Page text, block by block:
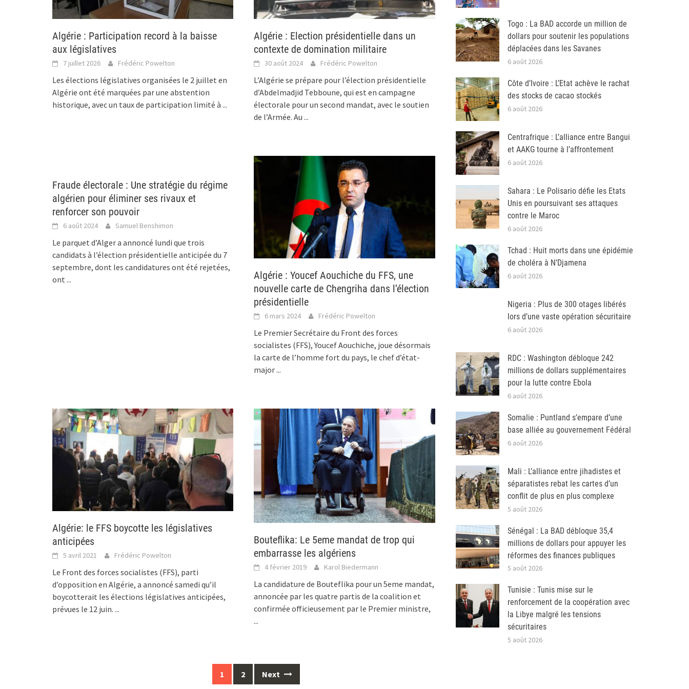
Algérie : Participation record à la baisse
aux législatives
7 juillet 2026 Frédéric Powelton
Les élections législatives organisées le 2 juillet en
Algérie ont été marquées par une abstention
historique, avec un taux de participation limité à ...
Algérie : Election présidentielle dans un
contexte de domination militaire
30 août 2024 Frédéric Powelton
L’Algérie se prépare pour l’élection présidentielle
d’Abdelmadjid Tebboune, qui est en campagne
électorale pour un second mandat, avec le soutien
de l’Armée. Au...
Fraude électorale : Une stratégie du régime
algérien pour éliminer ses rivaux et
renforcer son pouvoir
6 août 2024 Samuel Benshimon
Le parquet d’Alger a annoncé lundi que trois
candidats à l’élection présidentielle anticipée du 7
septembre, dont les candidatures ont été rejetées,
ont ...
Algérie : Youcef Aouchiche du FFS, une
nouvelle carte de Chengriha dans l’élection
présidentielle
6 mars 2024 Frédéric Powelton
Le Premier Secrétaire du Front des forces
socialistes (FFS), Youcef Aouchiche, joue désormais
la carte de l’homme fort du pays, le chef d’état-
major...
Algérie: le FFS boycotte les législatives
anticipées
5 avril 2021 Frédéric Powelton
Le Front des forces socialistes (FFS), parti
d’opposition en Algérie, a annoncé samedi qu’il
boycotterait les élections législatives anticipées,
prévues le 12 juin. ...
Bouteflika: Le 5eme mandat de trop qui
embarrasse les algériens
4 février 2019 Karol Biedermann
La candidature de Bouteflika pour un 5eme mandat,
annoncée par les quatre partis de la coalition et
confirmée officieusement par le Premier ministre,
...
1 2 Next
Togo : La BAD accorde un million de
dollars pour soutenir les populations
déplacées dans les Savanes
6 août 2026
Côte d’Ivoire : L’Etat achève le rachat
des stocks de cacao stockés
6 août 2026
Centrafrique : L’alliance entre Bangui
et AAKG tourne à l’affrontement
6 août 2026
Sahara : Le Polisario défie les Etats
Unis en poursuivant ses attaques
contre le Maroc
6 août 2026
Tchad : Huit morts dans une épidémie
de choléra à N’Djamena
6 août 2026
Nigeria : Plus de 300 otages libérés
lors d’une vaste opération sécuritaire
6 août 2026
RDC : Washington débloque 242
millions de dollars supplémentaires
pour la lutte contre Ebola
6 août 2026
Somalie : Puntland s’empare d’une
base alliée au gouvernement Fédéral
6 août 2026
Mali : L’alliance entre jihadistes et
séparatistes rebat les cartes d’un
conflit de plus en plus complexe
5 août 2026
Sénégal : La BAD débloque 35,4
millions de dollars pour appuyer les
réformes des finances publiques
5 août 2026
Tunisie : Tunis mise sur le
renforcement de la coopération avec
la Libye malgré les tensions
sécuritaires
5 août 2026